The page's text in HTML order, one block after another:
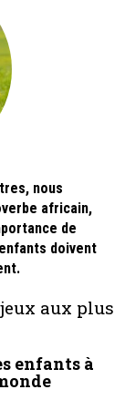
nous
africain,
de
doivent
aux plus
enfants à